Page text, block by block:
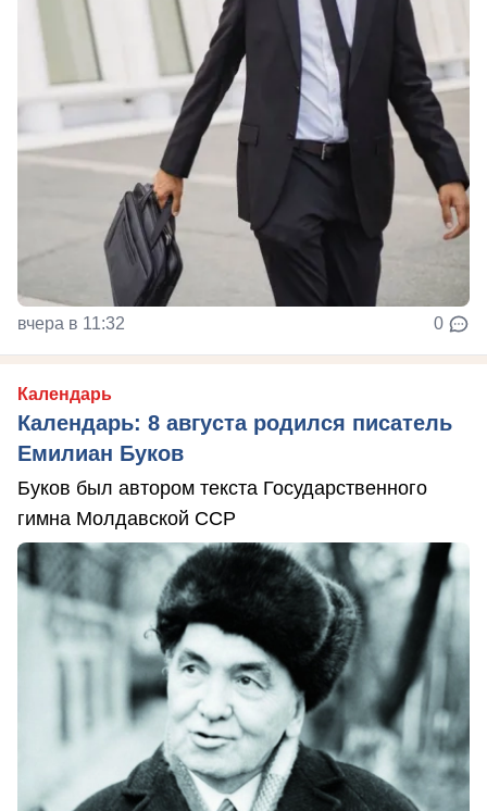
вчера в 11:32 0
Календарь
Календарь: 8 августа родился писатель
Емилиан Буков
Буков был автором текста Государственного
гимна Молдавской ССР